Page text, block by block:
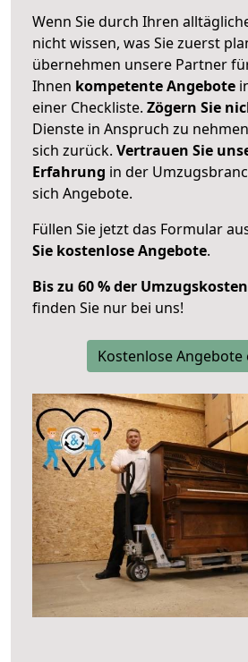
Wenn Sie durch Ihren
nicht wissen, was Sie zuerst
übernehmen unsere Partner
Ihnen kompetente Angebote
einer Checkliste. Zögern Sie
Dienste in Anspruch zu
sich zurück. Vertrauen Sie
Erfahrung in der
sich Angebote.
Füllen Sie jetzt das Formular
Sie kostenlose Angebote.
Bis zu 60 % der
finden Sie nur bei uns!
Kostenlose Angebote